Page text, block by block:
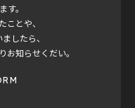
す。
ことや、
したら、
お知らせくだい。